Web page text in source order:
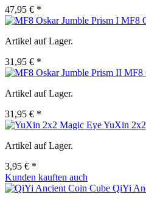
47,95 € *
MF8
Artikel auf Lager.
31,95 € *
MF8
Artikel auf Lager.
31,95 € *
YuXin
Artikel auf Lager.
3,95 € *
Kunden kauften auch
QiYi